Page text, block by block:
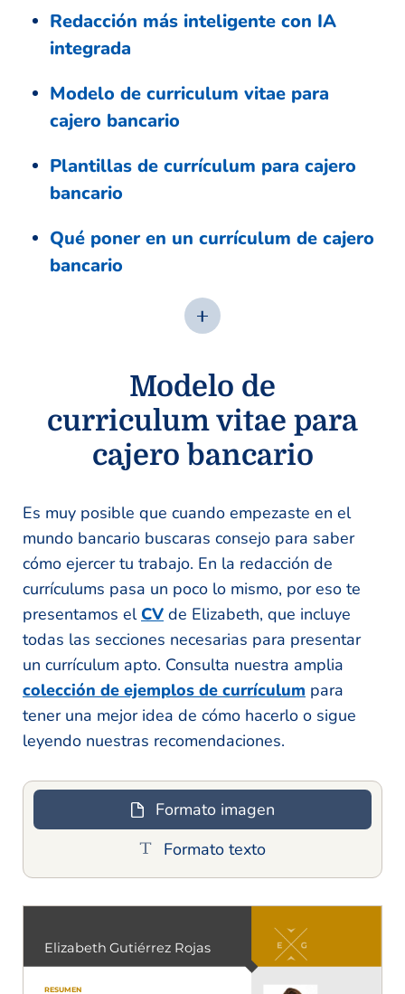
Redacción más inteligente con IA
integrada
Modelo de curriculum vitae para
cajero bancario
Plantillas de currículum para cajero
bancario
Qué poner en un currículum de cajero
bancario
Modelo de
curriculum vitae para
cajero bancario
Es muy posible que cuando empezaste en el
mundo bancario buscaras consejo para saber
cómo ejercer tu trabajo. En la redacción de
currículums pasa un poco lo mismo, por eso te
presentamos el CV de Elizabeth, que incluye
todas las secciones necesarias para presentar
un currículum apto. Consulta nuestra amplia
colección de ejemplos de currículum para
tener una mejor idea de cómo hacerlo o sigue
leyendo nuestras recomendaciones.
Formato imagen
Formato texto